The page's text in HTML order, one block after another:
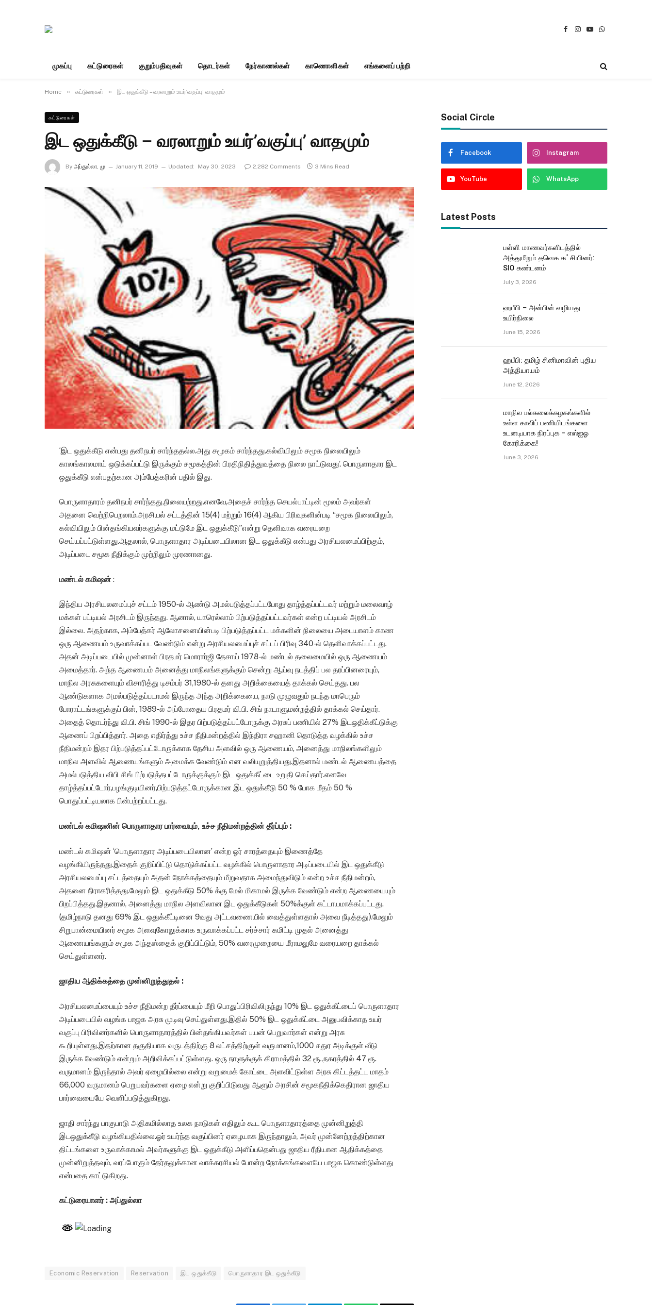
Facebook
Instagram
YouTubeWhatsApp
முகப்பு கட்டுரைகள் குறும்பதிவுகள் தொடர்கள் நேர்காணல்கள் காணொளிகள் எங்களைப் பற்றி
Home » கட்டுரைகள் » இட ஒதுக்கீடு – வரலாறும் உயர்’வகுப்பு’ வாதமும்
கட்டுரைகள்
இட ஒதுக்கீடு – வரலாறும் உயர்’வகுப்பு’ வாதமும்
By அப்துல்லா. மு January 11, 2019 Updated: May 30, 2023 2,282 Comments 3 Mins Read
‘இட ஒதுக்கீடு என்பது தனிநபர் சார்ந்ததல்ல.அது சமூகம் சார்ந்தது.கல்வியிலும் சமூக நிலையிலும்
காலங்காலமாய் ஒடுக்கப்பட்டு இருக்கும் சமூகத்தின் பிரதிநிதித்துவத்தை நிலை நாட்டுவது’. பொருளாதார இட
ஒதுக்கீடு என்பதற்கான அம்பேத்கரின் பதில் இது.
பொருளாதாரம் தனிநபர் சார்ந்தது,நிலையற்றது.எனவே,அதைச் சார்ந்த செயல்பாட்டின் மூலம் அவர்கள்
அதனை வெற்றிபெறலாம்.அரசியல் சட்டத்தின் 15(4) மற்றும் 16(4) ஆகிய பிரிவுகளின்படி “சமூக நிலையிலும்,
கல்வியிலும் பின்தங்கியவர்களுக்கு மட்டுமே இட ஒதுக்கீடு”என்று தெளிவாக வரையறை
செய்யப்பட்டுள்ளது.ஆதலால், பொருளாதார அடிப்படையிலான இட ஒதுக்கீடு என்பது அரசியலமைப்பிற்கும்,
அடிப்படை சமூக நீதிக்கும் முற்றிலும் முரணானது.
மண்டல் கமிஷன்:
இந்திய அரசியலமைப்புச் சட்டம் 1950-ல் ஆண்டு அமல்படுத்தப்பட்டபோது தாழ்த்தப்பட்டவர் மற்றும் மலைவாழ்
மக்கள் பட்டியல் அரசிடம் இருந்தது. ஆனால், யாரெல்லாம் பிற்படுத்தப்பட்டவர்கள் என்ற பட்டியல் அரசிடம்
இல்லை. அதற்காக, அம்பேத்கர் ஆலோசனையின்படி பிற்படுத்தப்பட்ட மக்களின் நிலையை அடையாளம் காண
ஒரு ஆணையம் உருவாக்கப்பட வேண்டும் என்று அரசியலமைப்புச் சட்டப் பிரிவு 340-ல் தெளிவாக்கப்பட்டது.
அதன் அடிப்படையில் முன்னாள் பிரதமர் மொரார்ஜி தேசாய் 1978-ல் மண்டல் தலைமையில் ஒரு ஆணையம்
அமைத்தார். அந்த ஆணையம் அனைத்து மாநிலங்களுக்கும் சென்று ஆய்வு நடத்திப் பல தரப்பினரையும்,
மாநில அரசுகளையும் விசாரித்து டிசம்பர் 31,1980-ல் தனது அறிக்கையைத் தாக்கல் செய்தது. பல
ஆண்டுகளாக அமல்படுத்தப்படாமல் இருந்த அந்த அறிக்கையை, நாடு முழுவதும் நடந்த மாபெரும்
போராட்டங்களுக்குப் பின், 1989-ல் அப்போதைய பிரதமர் வி.பி. சிங் நாடாளுமன்றத்தில் தாக்கல் செய்தார்.
அதைத் தொடர்ந்து வி.பி. சிங் 1990-ல் இதர பிற்படுத்தப்பட்டோருக்கு அரசுப் பணியில் 27% இடஒதிக்கீட்டுக்கு
ஆணைப் பிறப்பித்தார். அதை எதிர்த்து உச்ச நீதிமன்றத்தில் இந்திரா சஹானி தொடுத்த வழக்கில் உச்ச
நீதிமன்றம் இதர பிற்படுத்தப்பட்டோருக்காக தேசிய அளவில் ஒரு ஆணையம், அனைத்து மாநிலங்களிலும்
மாநில அளவில் ஆணையங்களும் அமைக்க வேண்டும் என வலியுறுத்தியது.இதனால் மண்டல் ஆணையத்தை
அமல்படுத்திய விபி சிங் பிற்படுத்தபட்டோருக்குக்கும் இட ஒதுக்கீட்டை உறுதி செய்தார்.எனவே
தாழ்த்தப்பட்டோர்,பழங்குடியினர்,பிற்படுத்தட்டோருக்கான இட ஒதுக்கீடு 50 % போக மீதம் 50 %
பொதுப்பட்டியலாக பின்பற்றப்பட்டது.
மண்டல் கமிஷனின் பொருளாதார பார்வையும், உச்ச நீதிமன்றத்தின் தீர்ப்பும் :
மண்டல் கமிஷன் ‘பொருளாதார அடிப்படையிலான’ என்ற ஓர் சாரத்தையும் இணைத்தே
வழங்கியிருந்தது.இதைக் குறிப்பிட்டு தொடுக்கப்பட்ட வழக்கில் பொருளாதார அடிப்படையில் இட ஒதுக்கீடு
அரசியலமைப்பு சட்டத்தையும் அதன் நோக்கத்தையும் மீறுவதாக அமைந்துவிடும் என்ற உச்ச நீதிமன்றம்,
அதனை நிராகரித்தது.மேலும் இட ஒதுக்கீடு 50% க்கு மேல் மிகாமல் இருக்க வேண்டும் என்ற ஆணையையும்
பிறப்பித்தது.இதனால், அனைத்து மாநில அளவிலான இட ஒதுக்கீடுகள் 50%க்குள் கட்டாயமாக்கப்பட்டது.
(தமிழ்நாடு தனது 69% இட ஒதுக்கீட்டினை 9வது அட்டவணையில் வைத்துள்ளதால் அவை நீடித்தது).மேலும்
சிறுபான்மையினர் சமூக அளவுகோலுக்காக உருவாக்கப்பட்ட சர்ச்சார் கமிட்டி முதல் அனைத்து
ஆணையங்களும் சமூக அந்தஸ்தைக் குறிப்பிட்டும், 50% வரைமுறையை மீராமலுமே வரையறை தாக்கல்
செய்துள்ளனர்.
ஜாதிய ஆதிக்கத்தை முன்னிறுத்துதல் :
அரசியலமைப்பையும் உச்ச நீதிமன்ற தீர்ப்பையும் மீறி பொதுப்பிரிவிலிருந்து 10% இட ஒதுக்கீட்டைப் பொருளாதார
அடிப்படையில் வழங்க பாஜக அரசு முடிவு செய்துள்ளது.இதில் 50% இட ஒதுக்கீட்டை அனுபவிக்காத உயர்
வகுப்பு பிரிவினர்களில் பொருளாதாரத்தில் பின்தங்கியவர்கள் பயன் பெறுவார்கள் என்று அரசு
கூறியுள்ளது.இதற்கான தகுதியாக வருடத்திற்கு 8 லட்சத்திற்குள் வருமானம்,1000 சதுர அடிக்குள் வீடு
இருக்க வேண்டும் என்றும் அறிவிக்கப்பட்டுள்ளது. ஒரு நாளுக்குக் கிராமத்தில் 32 ரூ.,நகரத்தில் 47 ரூ.
வருமானம் இருந்தால் அவர் ஏழையில்லை என்று வறுமைக் கோட்டை அளவிட்டுள்ள அரசு கிட்டத்தட்ட மாதம்
66,000 வருமானம் பெறுபவர்களை ஏழை என்று குறிப்பிடுவது ஆளும் அரசின் சமூகநீதிக்கெதிரான ஜாதிய
பார்வையையே வெளிப்படுத்துகிறது.
ஜாதி சார்ந்து பாகுபாடு அதிகமில்லாத உலக நாடுகள் எதிலும் கூட பொருளாதாரத்தை முன்னிறுத்தி
இடஒதுக்கீடு வழங்கியதில்லை.ஓர் உயர்ந்த வகுப்பினர் ஏழையாக இருந்தாலும், அவர் முன்னேற்றத்திற்கான
திட்டங்களை உருவாக்காமல் அவர்களுக்கு இட ஒதுக்கீடு அளிப்பதென்பது ஜாதிய ரீதியான ஆதிக்கத்தை
முன்னிறுத்தவும், வரப்போகும் தேர்தலுக்கான வாக்கரசியல் போன்ற நோக்கங்களையே பாஜக கொண்டுள்ளது
என்பதை காட்டுகிறது.
கட்டுரையாளர் : அப்துல்லா
Economic Reservation Reservation இட ஒதுக்கீடு பொருளாதார இட ஒதுக்கீடு
Social Circle
Facebook Instagram
YouTube WhatsApp
Latest Posts
பள்ளி மாணவர்களிடத்தில்
அத்துமீறும் தவெக கட்சியினர்:
SIO கண்டனம்
July 3, 2026
ஹபீபி – அன்பின் வழியது
உயிர்நிலை
June 15, 2026
ஹபீபி: தமிழ் சினிமாவின் புதிய
அத்தியாயம்
June 12, 2026
மாநில பல்கலைக்கழகங்களில்
உள்ள காலிப் பணியிடங்களை
உடனடியாக நிரப்புக – எஸ்ஐஓ
கோரிக்கை!
June 3, 2026